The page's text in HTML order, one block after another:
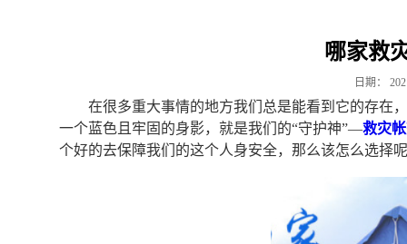
哪家救
日期：
在很多重大事情的地方我们总是能看到它的存在
一个蓝色且牢固的身影，就是我们的“守护神”—救灾
个好的去保障我们的这个人身安全，那么该怎么选择